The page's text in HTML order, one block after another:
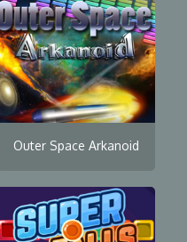
Outer Space Arkanoid